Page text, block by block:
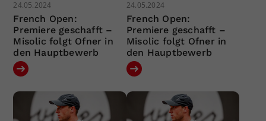
24.05.2024
French Open:
Premiere geschafft –
Misolic folgt Ofner in
den Hauptbewerb
24.05.2024
French Open:
Premiere geschafft –
Misolic folgt Ofner in
den Hauptbewerb